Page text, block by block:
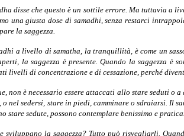
disse che questo è un sottile errore. Ma tuttavia a
una giusta dose di samadhi, senza restarci
la saggezza.
a livello di samatha, la tranquillità, è come un
la saggezza è presente. Quando la saggezza è
livelli di concentrazione e di cessazione, perché
non è necessario essere attaccati allo stare seduti
o nel sedersi, stare in piedi, camminare o sdraiarsi. Il
stare sedute, possono contemplare benissimo e
sviluppano la saggezza? Tutto può risvegliarli.